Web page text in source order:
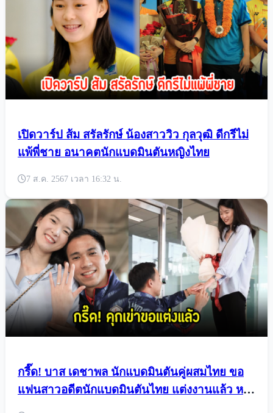
เปิดวาร์ป ส้ม สรัลรักษ์ น้องสาววิว กุลวุฒิ ดีกรีไม่
แพ้พี่ชาย อนาคตนักแบดมินตันหญิงไทย
7 ส.ค. 2567 เวลา 16:32 น.
กรี๊ด! บาส เดชาพล นักแบดมินตันคู่ผสมไทย ขอ
แฟนสาวอดีตนักแบดมินตันไทย แต่งงานแล้ว หลัง